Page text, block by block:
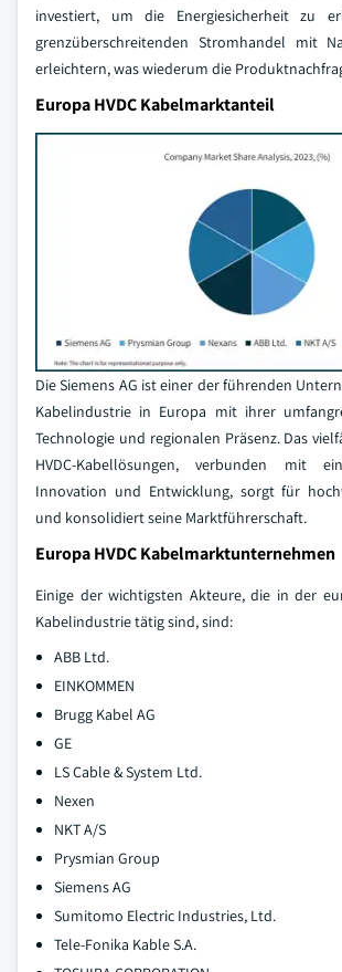
investiert, um die Energiesicherheit zu
grenzüberschreitenden Stromhandel mit
erleichtern, was wiederum die
Europa HVDC Kabelmarktanteil
Die Siemens AG ist einer der führenden
Kabelindustrie in Europa mit ihrer
Technologie und regionalen Präsenz. Das
HVDC-Kabellösungen, verbunden mit
Innovation und Entwicklung, sorgt für
und konsolidiert seine Marktführerschaft.
Europa HVDC Kabelmarktunternehmen
Einige der wichtigsten Akteure, die in der
Kabelindustrie tätig sind, sind:
ABB Ltd.
EINKOMMEN
Brugg Kabel AG
GE
LS Cable & System Ltd.
Nexen
NKT A/S
Prysmian Group
Siemens AG
Sumitomo Electric Industries, Ltd.
Tele-Fonika Kable S.A.